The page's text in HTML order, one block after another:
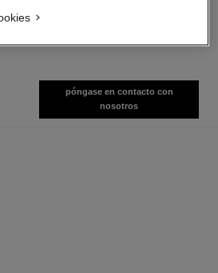
póngase en contacto con
nosotros